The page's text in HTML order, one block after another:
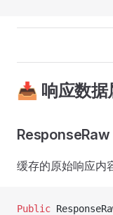
📥 响应数据
ResponseRaw
缓存的原始响应内
Public